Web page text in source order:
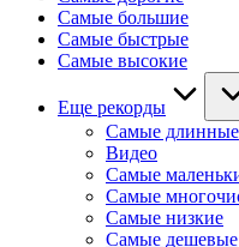
Самые большие
Самые быстрые
Самые высокие
Еще рекорды
Самые длинные
Видео
Самые
Самые
Самые низкие
Самые дешевые